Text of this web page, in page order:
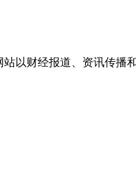
以财经报道、资讯传播